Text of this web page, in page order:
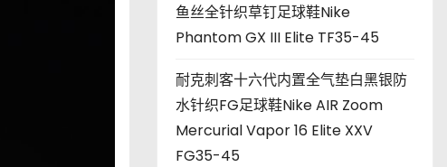
鱼丝全针织草钉足球鞋Nike
Phantom GX III Elite TF35-45
耐克刺客十六代内置全气垫白黑银防
水针织FG足球鞋Nike AIR Zoom
Mercurial Vapor 16 Elite XXV
FG35-45